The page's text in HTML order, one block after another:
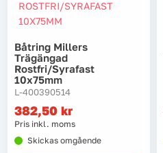
Svets
Tryckluft
Trädgård & utemiljö
Tvätt
Båtring Millers
Trägängad
Rostfri/syrafast
10x75mm
L-400390514
382,50 kr
Pris inkl. moms
Skickas omgående